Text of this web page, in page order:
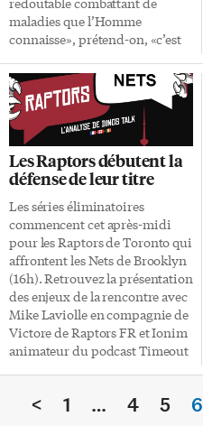
maladies que l’Homme
connaisse», prétend-on, «c’est
plus de 650 virus et bactéries
jusqu’à leur mort.» L’adjectif
«colloïdal» signifie que l’argent,
parce qu’il n’est pas soluble
dans l’eau, y reste en
suspension, sous la forme de
particules extrêmement fines.
«L’argent colloïdal» s’ajoute à
une longue liste de remèdes
miracles: on lui a
successivement attribué la
capacité de guérir bronchites,
rhumes, empoisonnements
alimentaires, gonorrhées,
méningites, conjonctivites,
tuberculoses et infections
multiples, sans oublier le sida…
et […]
Les Raptors débutent la
défense de leur titre
Les séries éliminatoires
commencent cet après-midi
pour les Raptors de Toronto qui
affrontent les Nets de Brooklyn
(16h). Retrouvez la présentation
des enjeux de la rencontre avec
Mike Laviolle en compagnie de
Victore de Raptors FR et Ionim
animateur du podcast Timeout
podcasts Dinos Talk sur
< 1 … 4 5 6